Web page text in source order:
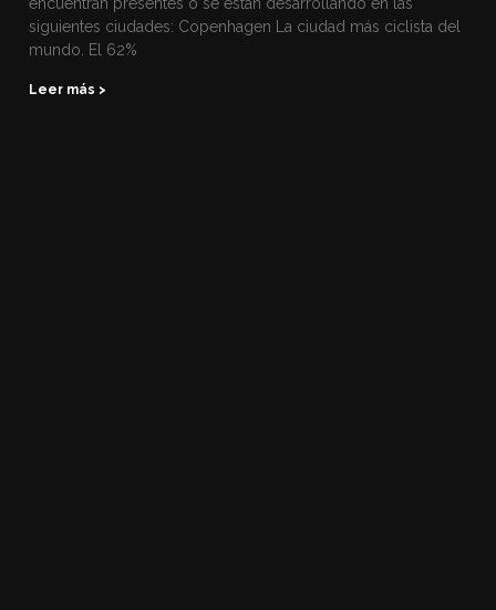
encuentran presentes o se están desarrollando en las
siguientes ciudades: Copenhagen La ciudad más ciclista del
mundo. El 62%
Leer más >